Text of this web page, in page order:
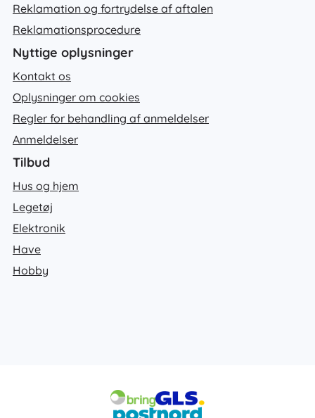
Reklamation og fortrydelse af aftalen
Reklamationsprocedure
Nyttige oplysninger
Kontakt os
Oplysninger om cookies
Regler for behandling af anmeldelser
Anmeldelser
Tilbud
Hus og hjem
Legetøj
Elektronik
Have
Hobby